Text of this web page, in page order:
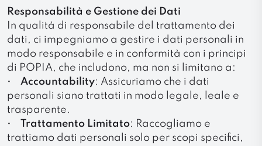
Responsabilità e Gestione dei Dati
In qualità di responsabile del trattamento dei
dati, ci impegniamo a gestire i dati personali in
modo responsabile e in conformità con i principi
di POPIA, che includono, ma non si limitano a:
• Accountability: Assicuriamo che i dati
personali siano trattati in modo legale, leale e
trasparente.
• Trattamento Limitato: Raccogliamo e
trattiamo dati personali solo per scopi specifici,